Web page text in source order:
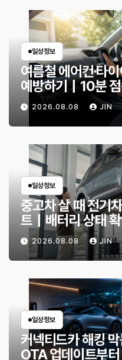
일상정보
여름철 에어컨·타
예방하기｜10분
할까?
2026.08.08 JIN
일상정보
중고차 살 때 전기
트｜배터리 상태
험 신호
2026.08.08 JIN
일상정보
커넥티드카 해킹
OTA 업데이트부